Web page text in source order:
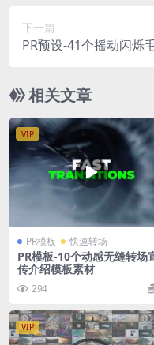
下一篇
PR预设-41个摇动闪烁
相关文章
VIP
PR模板 快速转场
PR模板-10个动感无缝转场
传介绍模板素材
294
VIP